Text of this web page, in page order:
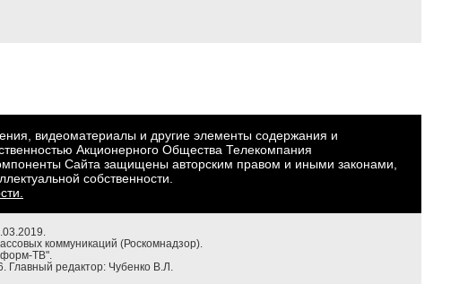
видеоматериалы и другие элементы содержания и
Акционерного Общества Телекомпания
Сайта защищены авторским правом и иными законами,
собственности.
коммуникаций (Роскомнадзор).
ТВ".
Главный редактор: Чубенко В.Л.